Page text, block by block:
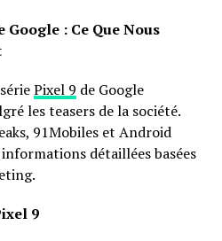
Google : Ce Que Nous
Pixel 9 de Google
les teasers de la société.
91Mobiles et Android
détaillées basées
9